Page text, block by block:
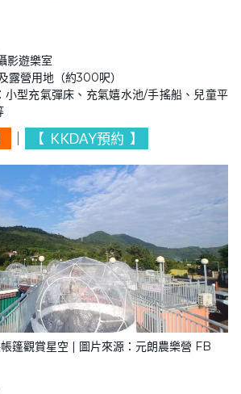
影遊樂室
露營用地（約300呎）
小型充氣彈床、充氣嬉水池/手搖船、兒童平
【 KKDAY預約 】
篷觀賞星空 | 圖片來源：元朗農樂營 FB